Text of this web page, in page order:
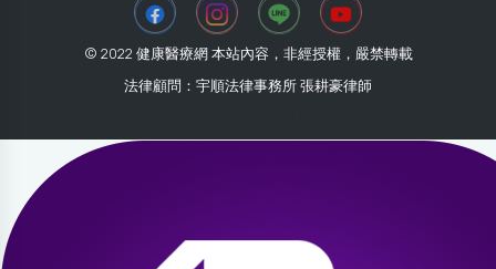
© 2022 健康醫療網 本站內容，非經授權，嚴禁轉載
法律顧問：宇順法律事務所 張耕豪律師